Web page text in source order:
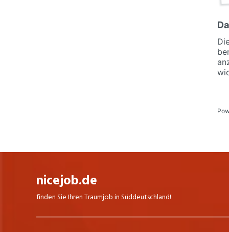
nicejob.de
finden Sie Ihren Traumjob in Süddeutschland!